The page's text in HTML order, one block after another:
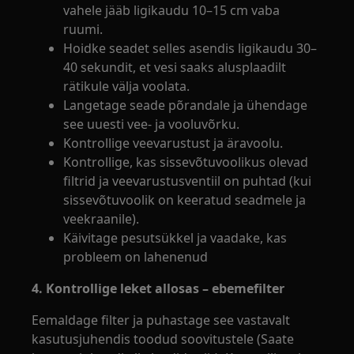
vahele jääb ligikaudu 10–15 cm vaba
ruumi.
Hoidke seadet selles asendis ligikaudu 30–
40 sekundit, et vesi saaks alusplaadilt
rätikule välja voolata.
Langetage seade põrandale ja ühendage
see uuesti vee- ja vooluvõrku.
Kontrollige veevarustust ja äravoolu.
Kontrollige, kas sissevõtuvoolikus olevad
filtrid ja veevarustusventiil on puhtad (kui
sissevõtuvoolik on keeratud seadmele ja
veekraanile).
Käivitage pesutsükkel ja vaadake, kas
probleem on lahenenud
4. Kontrollige leket allosas – ebemefilter
Eemaldage filter ja puhastage see vastavalt
kasutusjuhendis toodud soovitustele (Saate